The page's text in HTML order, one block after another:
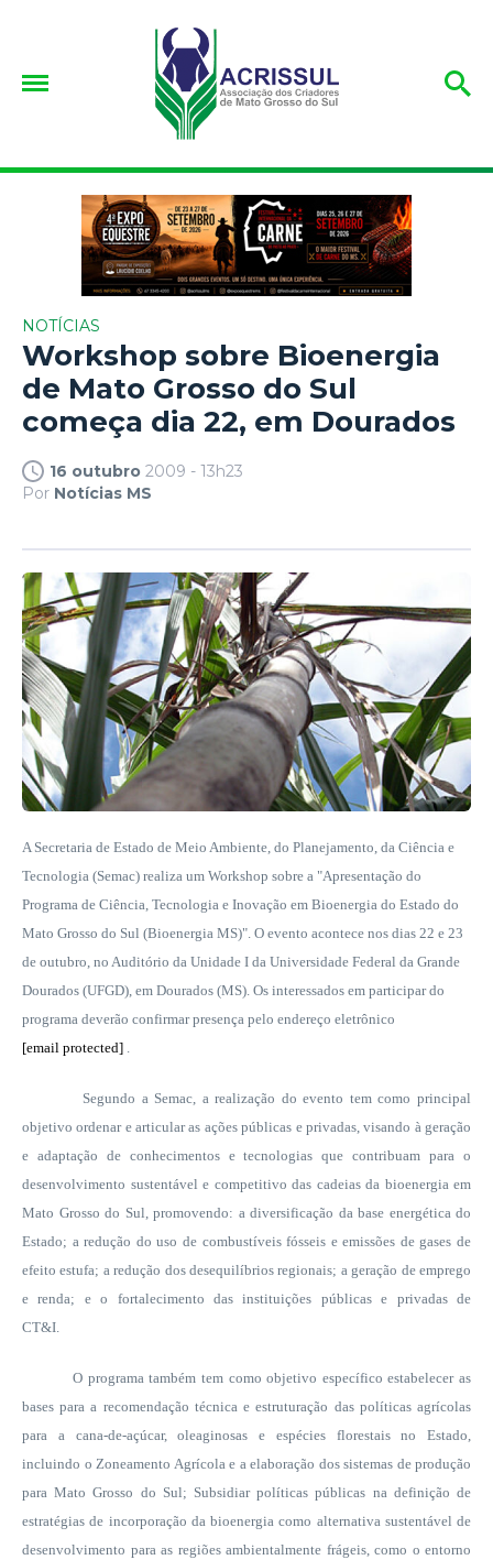
NOTÍCIAS
Workshop sobre Bioenergia
de Mato Grosso do Sul
começa dia 22, em Dourados
16 outubro 2009 - 13h23
Por Notícias MS
A Secretaria de Estado de Meio Ambiente, do Planejamento, da Ciência e
Tecnologia (Semac) realiza um Workshop sobre a "Apresentação do
Programa de Ciência, Tecnologia e Inovação em Bioenergia do Estado do
Mato Grosso do Sul (Bioenergia MS)". O evento acontece nos dias 22 e 23
de outubro, no Auditório da Unidade I da Universidade Federal da Grande
Dourados (UFGD), em Dourados (MS). Os interessados em participar do
programa deverão confirmar presença pelo endereço eletrônico
[email protected] .
Segundo a Semac, a realização do evento tem como principal
objetivo ordenar e articular as ações públicas e privadas, visando à geração
e adaptação de conhecimentos e tecnologias que contribuam para o
desenvolvimento sustentável e competitivo das cadeias da bioenergia em
Mato Grosso do Sul, promovendo: a diversificação da base energética do
Estado; a redução do uso de combustíveis fósseis e emissões de gases de
efeito estufa; a redução dos desequilíbrios regionais; a geração de emprego
e renda; e o fortalecimento das instituições públicas e privadas de
CT&I.
O programa também tem como objetivo específico estabelecer as
bases para a recomendação técnica e estruturação das políticas agrícolas
para a cana-de-açúcar, oleaginosas e espécies florestais no Estado,
incluindo o Zoneamento Agrícola e a elaboração dos sistemas de produção
para Mato Grosso do Sul; Subsidiar políticas públicas na definição de
estratégias de incorporação da bioenergia como alternativa sustentável de
desenvolvimento para as regiões ambientalmente frágeis, como o entorno